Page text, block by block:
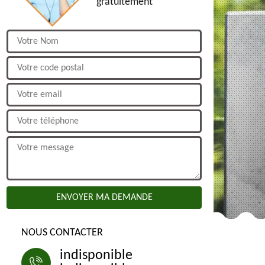
NOUS CONTACTER
indisponible